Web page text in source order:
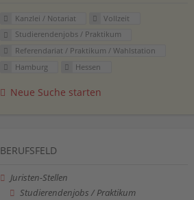
Kanzlei / Notariat
Vollzeit
Studierendenjobs / Praktikum
Referendariat / Praktikum / Wahlstation
Hamburg
Hessen
Neue Suche starten
BERUFSFELD
Juristen-Stellen
Studierendenjobs / Praktikum